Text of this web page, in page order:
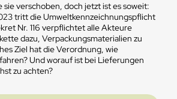
sie verschoben, doch jetzt ist es soweit:
tritt die Umweltkennzeichnungspflicht
Nr. 116 verpflichtet alle Akteure
dazu, Verpackungsmaterialien zu
Ziel hat die Verordnung, wie
Und worauf ist bei Lieferungen
zu achten?